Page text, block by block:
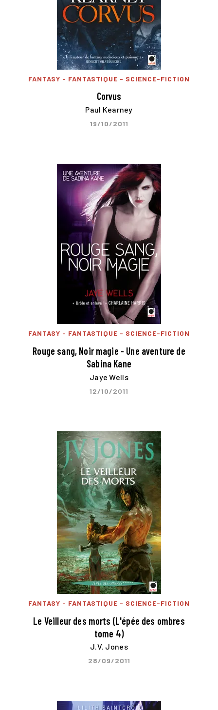
FANTASY - FANTASTIQUE - SCIENCE-FICTION
Corvus
Paul Kearney
19/10/2011
FANTASY - FANTASTIQUE - SCIENCE-FICTION
Rouge sang, Noir magie - Une aventure de
Sabina Kane
Jaye Wells
12/10/2011
FANTASY - FANTASTIQUE - SCIENCE-FICTION
Le Veilleur des morts (L'épée des ombres
tome 4)
J.V. Jones
28/09/2011